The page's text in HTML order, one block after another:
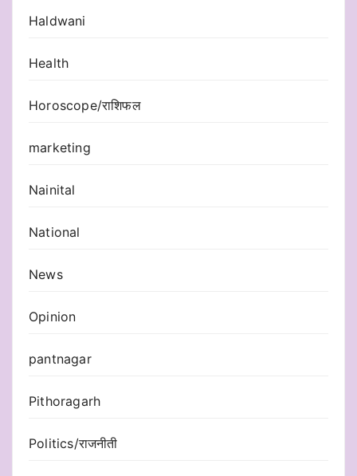
Haldwani
Health
Horoscope/राशिफल
marketing
Nainital
National
News
Opinion
pantnagar
Pithoragarh
Politics/राजनीती